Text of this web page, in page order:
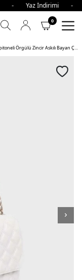
- Yaz
0
Guess Giully Logolu Kapitoneli Örgülü Zincir Askılı Bayan Çanta WHI